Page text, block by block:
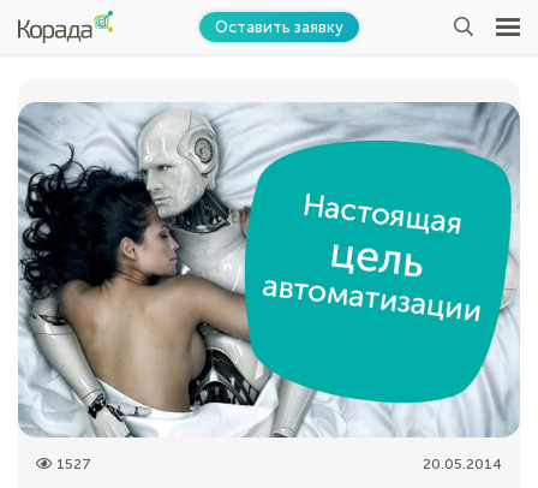
Оставить заявку
1527 20.05.2014